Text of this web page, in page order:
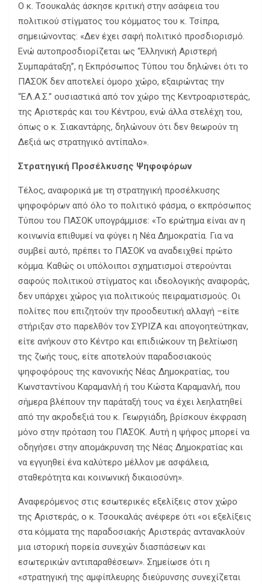
Ο κ. Τσουκαλάς άσκησε κριτική στην ασάφεια του
πολιτικού στίγματος του κόμματος του κ. Τσίπρα,
σημειώνοντας: «Δεν έχει σαφή πολιτικό προσδιορισμό.
Ενώ αυτοπροσδιορίζεται ως “Ελληνική Αριστερή
Συμπαράταξη”, η Εκπρόσωπος Τύπου του δηλώνει ότι το
ΠΑΣΟΚ δεν αποτελεί όμορο χώρο, εξαιρώντας την
“ΕΛ.Α.Σ.” ουσιαστικά από τον χώρο της Κεντροαριστεράς,
της Αριστεράς και του Κέντρου, ενώ άλλα στελέχη του,
όπως ο κ. Σιακαντάρης, δηλώνουν ότι δεν θεωρούν τη
Δεξιά ως στρατηγικό αντίπαλο».
Στρατηγική Προσέλκυσης Ψηφοφόρων
Τέλος, αναφορικά με τη στρατηγική προσέλκυσης
ψηφοφόρων από όλο το πολιτικό φάσμα, ο εκπρόσωπος
Τύπου του ΠΑΣΟΚ υπογράμμισε: «Το ερώτημα είναι αν η
κοινωνία επιθυμεί να φύγει η Νέα Δημοκρατία. Για να
συμβεί αυτό, πρέπει το ΠΑΣΟΚ να αναδειχθεί πρώτο
κόμμα. Καθώς οι υπόλοιποι σχηματισμοί στερούνται
σαφούς πολιτικού στίγματος και ιδεολογικής αναφοράς,
δεν υπάρχει χώρος για πολιτικούς πειραματισμούς. Οι
πολίτες που επιζητούν την προοδευτική αλλαγή –είτε
στήριξαν στο παρελθόν τον ΣΥΡΙΖΑ και απογοητεύτηκαν,
είτε ανήκουν στο Κέντρο και επιδιώκουν τη βελτίωση
της ζωής τους, είτε αποτελούν παραδοσιακούς
ψηφοφόρους της κανονικής Νέας Δημοκρατίας, του
Κωνσταντίνου Καραμανλή ή του Κώστα Καραμανλή, που
σήμερα βλέπουν την παράταξή τους να έχει λεηλατηθεί
από την ακροδεξιά του κ. Γεωργιάδη, βρίσκουν έκφραση
μόνο στην πρόταση του ΠΑΣΟΚ. Αυτή η ψήφος μπορεί να
οδηγήσει στην απομάκρυνση της Νέας Δημοκρατίας και
να εγγυηθεί ένα καλύτερο μέλλον με ασφάλεια,
σταθερότητα και κοινωνική δικαιοσύνη».
Αναφερόμενος στις εσωτερικές εξελίξεις στον χώρο
της Αριστεράς, ο κ. Τσουκαλάς ανέφερε ότι «οι εξελίξεις
στα κόμματα της παραδοσιακής Αριστεράς αντανακλούν
μια ιστορική πορεία συνεχών διασπάσεων και
εσωτερικών αντιπαραθέσεων». Σημείωσε ότι η
«στρατηγική της αμφίπλευρης διεύρυνσης συνεχίζεται